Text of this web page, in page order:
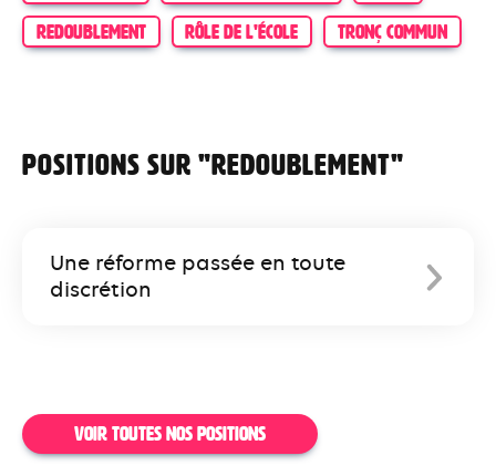
REDOUBLEMENT
RÔLE DE L'ÉCOLE TRONÇ COMMUN
Positions sur "redoublement"
Une réforme passée en toute
discrétion
VOIR TOUTES NOS POSITIONS